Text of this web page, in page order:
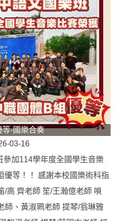
等-國樂合奏
03-16
參加114學年度全國學生音樂
優等！！ 感謝本校國樂術科指
/高 齊老師 笙/王瀚億老師 嗩
師、黃淑珮老師 提琴/翁琳雅